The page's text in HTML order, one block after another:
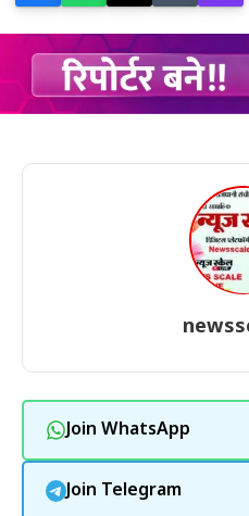
Join WhatsApp
Join Telegram